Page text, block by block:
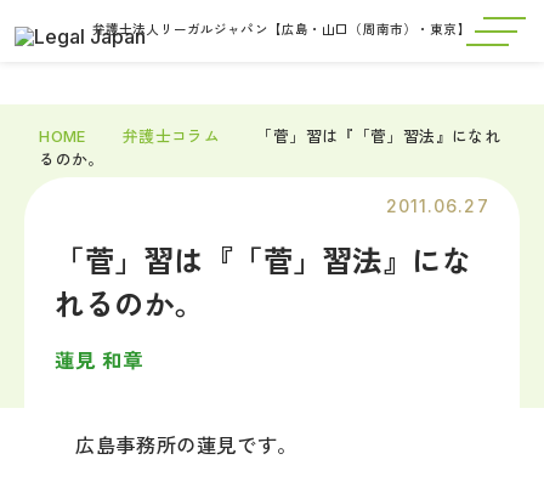
弁護士法人リーガルジャパン【広島・山口（周南市）・東京】
HOME 弁護士コラム
「菅」習は『「菅」習法』になれ
るのか。
2011.06.27
「菅」習は『「菅」習法』にな
れるのか。
蓮見 和章
広島事務所の蓮見です。